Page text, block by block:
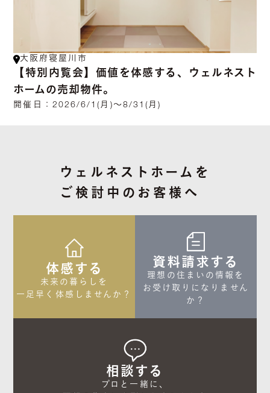
大阪府寝屋川市
【特別内覧会】価値を体感する、ウェルネスト
ホームの売却物件。
開催日： 2026/6/1(月)～8/31(月)
ウェルネストホームを
ご検討中のお客様へ
体感する
未来の暮らしを
一足早く体感しませんか？
資料請求する
理想の住まいの情報を
お受け取りになりません
か？
相談する
プロと一緒に、